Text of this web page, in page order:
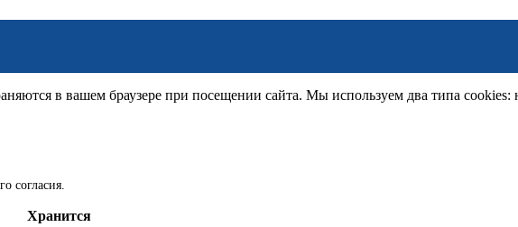
в вашем браузере при посещении сайта. Мы используем два типа cookies:
согласия.
Хранится